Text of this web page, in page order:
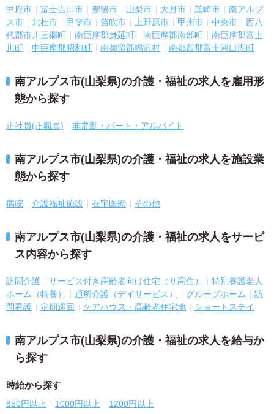
甲府市 富士吉田市 都留市 山梨市 大月市 韮崎市
南アルプ
ス市
北杜市 甲斐市 笛吹市 上野原市 甲州市 中央市
西八
代郡市川三郷町
南巨摩郡身延町 南巨摩郡南部町
南巨摩郡富士
川町
中巨摩郡昭和町 南都留郡鳴沢村 南都留郡富士河口湖町
南アルプス市(山梨県)の介護・福祉の求人を雇用形
態から探す
正社員(正職員) 非常勤・パート・アルバイト
南アルプス市(山梨県)の介護・福祉の求人を施設業
態から探す
病院 介護福祉施設 在宅医療 その他
南アルプス市(山梨県)の介護・福祉の求人をサービ
ス内容から探す
訪問介護 サービス付き高齢者向け住宅（サ高住）
特別養護老人
ホーム（特養）
通所介護（デイサービス） グループホーム
訪
問看護
定期巡回 ケアハウス・高齢者住宅地 ショートステイ
南アルプス市(山梨県)の介護・福祉の求人を給与か
ら探す
時給から探す
850円以上 1000円以上 1200円以上